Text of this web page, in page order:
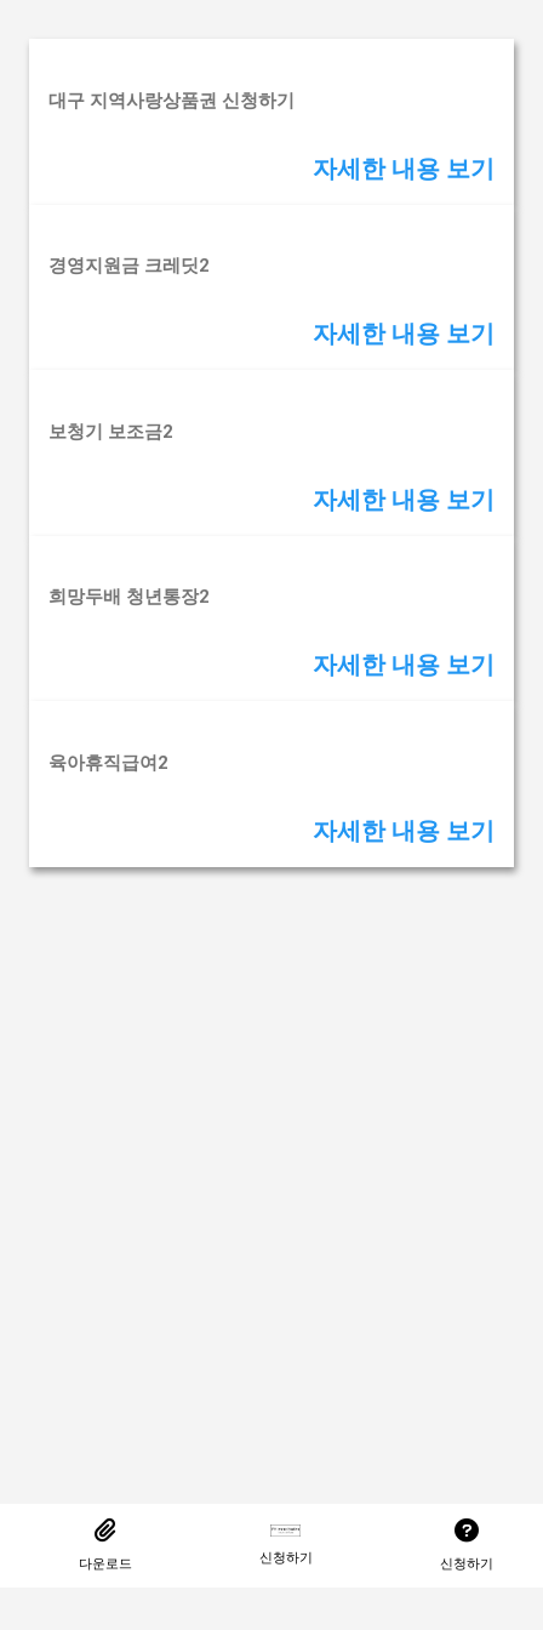
대구 지역사랑상품권 신청하기
자세한 내용 보기
경영지원금 크레딧2
자세한 내용 보기
보청기 보조금2
자세한 내용 보기
희망두배 청년통장2
자세한 내용 보기
육아휴직급여2
자세한 내용 보기
다운로드 신청하기 신청하기